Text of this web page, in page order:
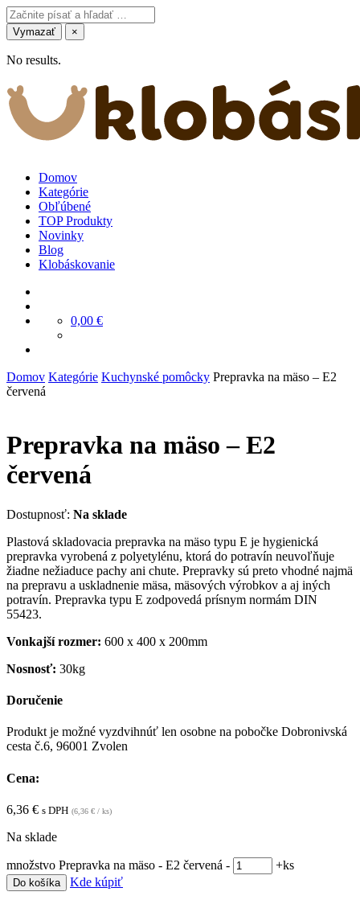
Vymazať ×
No results.
Domov
Kategórie
Obľúbené
TOP Produkty
Novinky
Blog
Klobáskovanie
0,00 €
Domov Kategórie Kuchynské pomôcky Prepravka na mäso – E2
červená
Prepravka na mäso – E2
červená
Dostupnosť: Na sklade
Plastová skladovacia prepravka na mäso typu E je hygienická
prepravka vyrobená z polyetylénu, ktorá do potravín neuvoľňuje
žiadne nežiaduce pachy ani chute. Prepravky sú preto vhodné najmä
na prepravu a uskladnenie mäsa, mäsových výrobkov a aj iných
potravín. Prepravka typu E zodpovedá prísnym normám DIN
55423.
Vonkajší rozmer: 600 x 400 x 200mm
Nosnosť: 30kg
Doručenie
Produkt je možné vyzdvihnúť len osobne na pobočke Dobronivská
cesta č.6, 96001 Zvolen
Cena:
6,36 € s DPH (6,36 € / ks)
Na sklade
množstvo Prepravka na mäso - E2 červená - +ks
Do košíka Kde kúpiť